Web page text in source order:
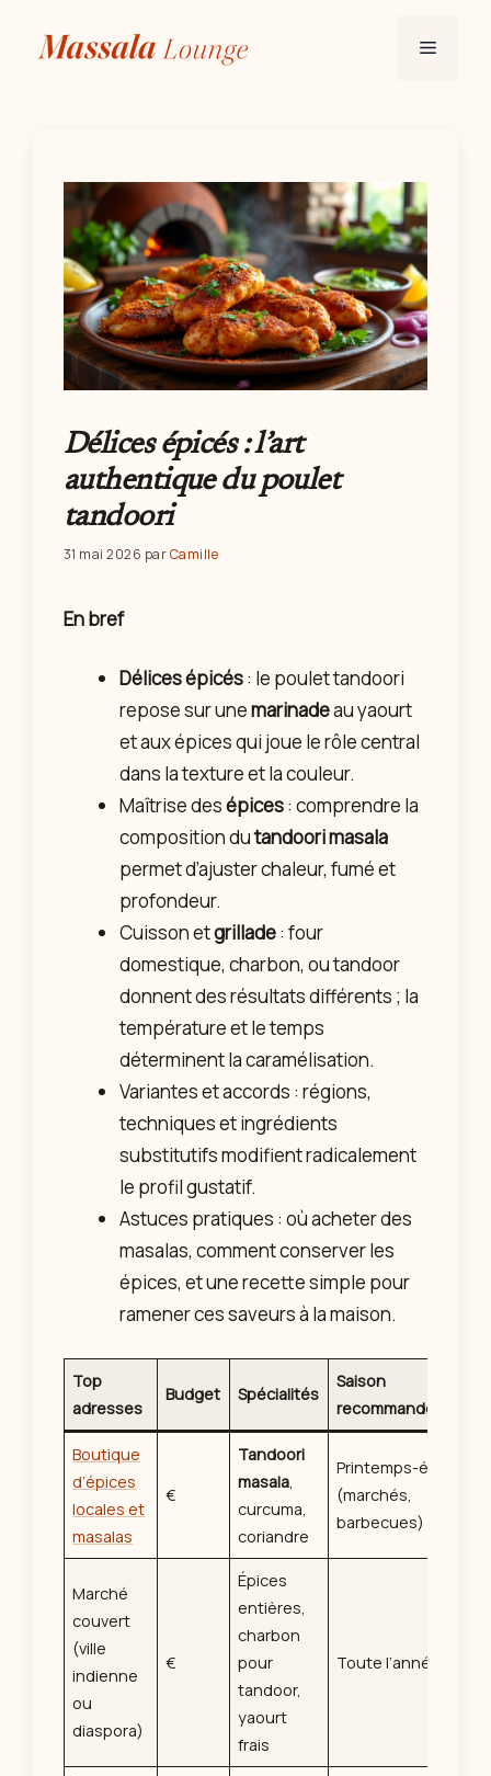
contenu
Menu
Délices épicés : l’art
authentique du poulet
tandoori
31 mai 2026 parCamille
En bref
Délices épicés: le poulet tandoori
repose sur unemarinadeau yaourt
et aux épices qui joue le rôle central
dans la texture et la couleur.
Maîtrise desépices: comprendre la
composition dutandoori masala
permet d’ajuster chaleur, fumé et
profondeur.
Cuisson etgrillade: four
domestique, charbon, ou tandoor
donnent des résultats différents ; la
température et le temps
déterminent la caramélisation.
Variantes et accords : régions,
techniques et ingrédients
substitutifs modifient radicalement
le profil gustatif.
Astuces pratiques : où acheter des
masalas, comment conserver les
épices, et une recette simple pour
ramener ces saveurs à la maison.
Top
adresses
Budget Spécialités
Saison
recommandée
Boutique
d’épices
locales et
masalas
€
Tandoori
masala
curcuma,
coriandre
Printemps-été
(marchés,
barbecues)
Marché
couvert
(ville
indienne
ou
diaspora)
€
Épices
entières,
charbon
pour
tandoor,
yaourt
frais
Toute l’année